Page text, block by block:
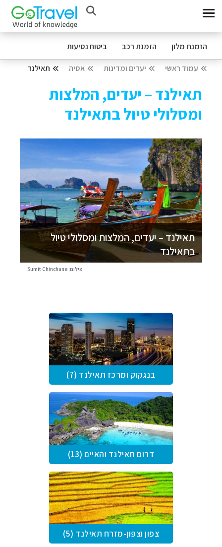
הזמנת מלון הזמנת רכב ביטוח נסיעות
עמוד ראשי יעדים ומדינות אסיה תאילנד
תאילנד – יעדים, המלצות
ומסלולי טיול בתאילנד
תאילנד – יעדים, המלצות ומסלולי טיול
בתאילנד
צילום: Sumit Chinchane
בנגקוק ומרכז תאילנד (7)
דרום תאילנד והאיים (13)
צפון וצפון-מזרח תאילנד (5)